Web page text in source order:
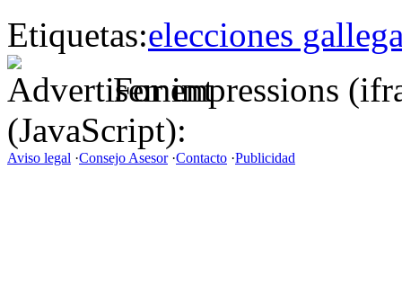
Etiquetas:elecciones
For impressions
(JavaScript):
Aviso legal ·Consejo Asesor·Contacto ·Publicidad